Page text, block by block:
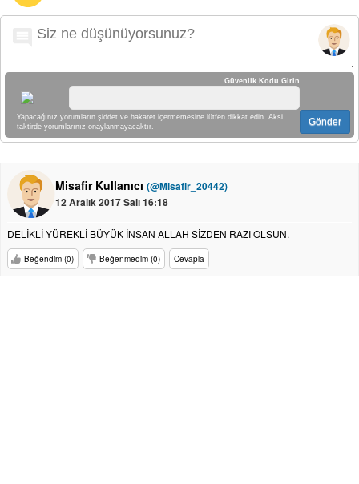
Güvenlik Kodu Girin
Yapacağınız yorumların şiddet ve hakaret içermemesine lütfen dikkat edin. Aksi
taktirde yorumlarınız onaylanmayacaktır.
Gönder
Misafir Kullanıcı (@Misafir_20442)
12 Aralık 2017 Salı 16:18
DELİKLİ YÜREKLİ BÜYÜK İNSAN ALLAH SİZDEN RAZI OLSUN.
Beğendim (0) Beğenmedim (0) Cevapla